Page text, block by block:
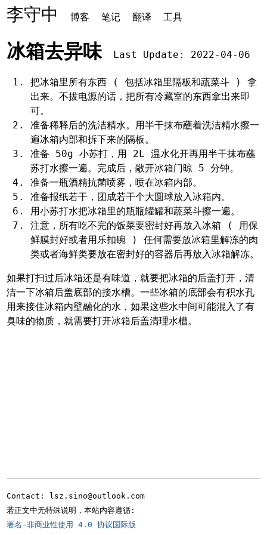
李守中 博客 笔记 翻译 工具
冰箱去异味 Last Update: 2022-04-06
把冰箱里所有东西 ( 包括冰箱里隔板和蔬菜斗 ) 拿
出来。不拔电源的话，把所有冷藏室的东西拿出来即
可。
准备稀释后的洗洁精水。用半干抹布蘸着洗洁精水擦一
遍冰箱内部和拆下来的隔板。
准备 50g 小苏打，用 2L 温水化开再用半干抹布蘸
苏打水擦一遍。完成后，敞开冰箱门晾 5 分钟。
准备一瓶酒精抗菌喷雾，喷在冰箱内部。
准备报纸若干，团成若干个大圆球放入冰箱内。
用小苏打水把冰箱里的瓶瓶罐罐和蔬菜斗擦一遍。
注意，所有吃不完的饭菜要密封好再放入冰箱 ( 用保
鲜膜封好或者用乐扣碗 ) 任何需要放冰箱里解冻的肉
类或者海鲜类要放在密封好的容器后再放入冰箱解冻。
如果打扫过后冰箱还是有味道，就要把冰箱的后盖打开，清
洁一下冰箱后盖底部的接水槽。一些冰箱的底部会有积水孔
用来接住冰箱内壁融化的水，如果这些水中间可能混入了有
臭味的物质，就需要打开冰箱后盖清理水槽。
Contact: lsz.sino@outlook.com
若正文中无特殊说明，本站内容遵循:
署名-非商业性使用 4.0 协议国际版